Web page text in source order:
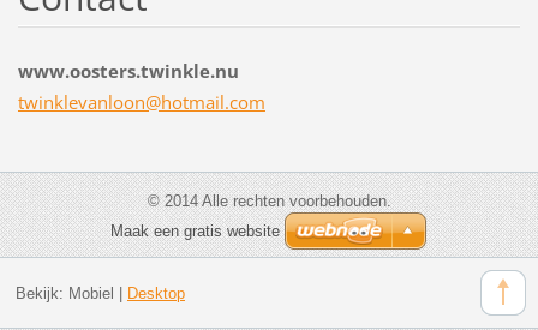
www.oosters.twinkle.nu
twinklevanloon@hotmail.com
© 2014 Alle rechten voorbehouden.
Maak een gratis website
Bekijk: Mobiel Desktop